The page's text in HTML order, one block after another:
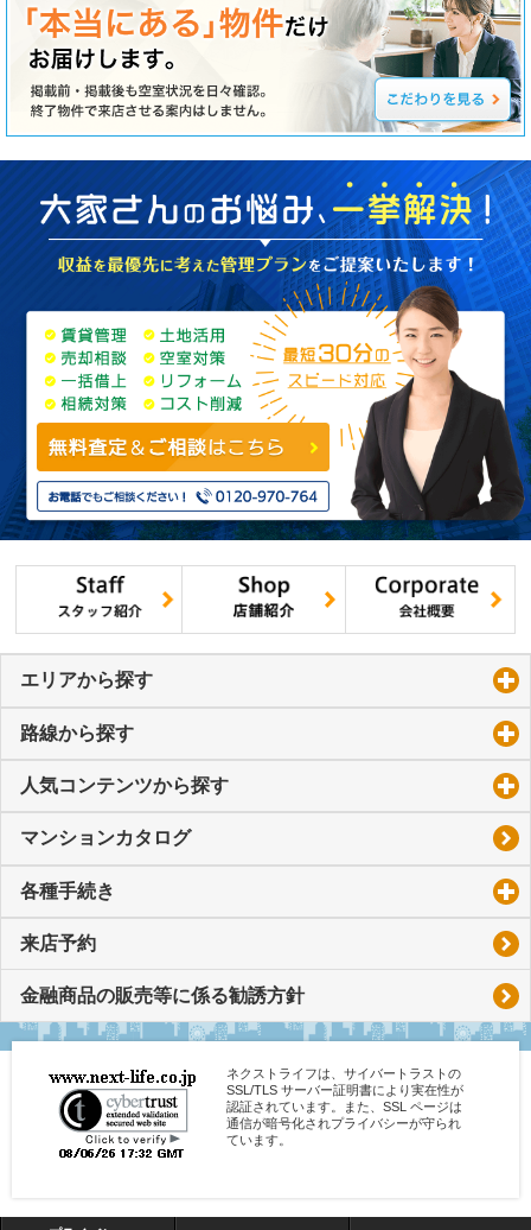
エリアから探す
路線から探す
人気コンテンツから探す
マンションカタログ
各種手続き
来店予約
金融商品の販売等に係る勧誘方針
ネクストライフは、サイバートラストの
SSL/TLS サーバー証明書により実在性が
認証されています。また、SSL ページは
通信が暗号化されプライバシーが守られ
ています。